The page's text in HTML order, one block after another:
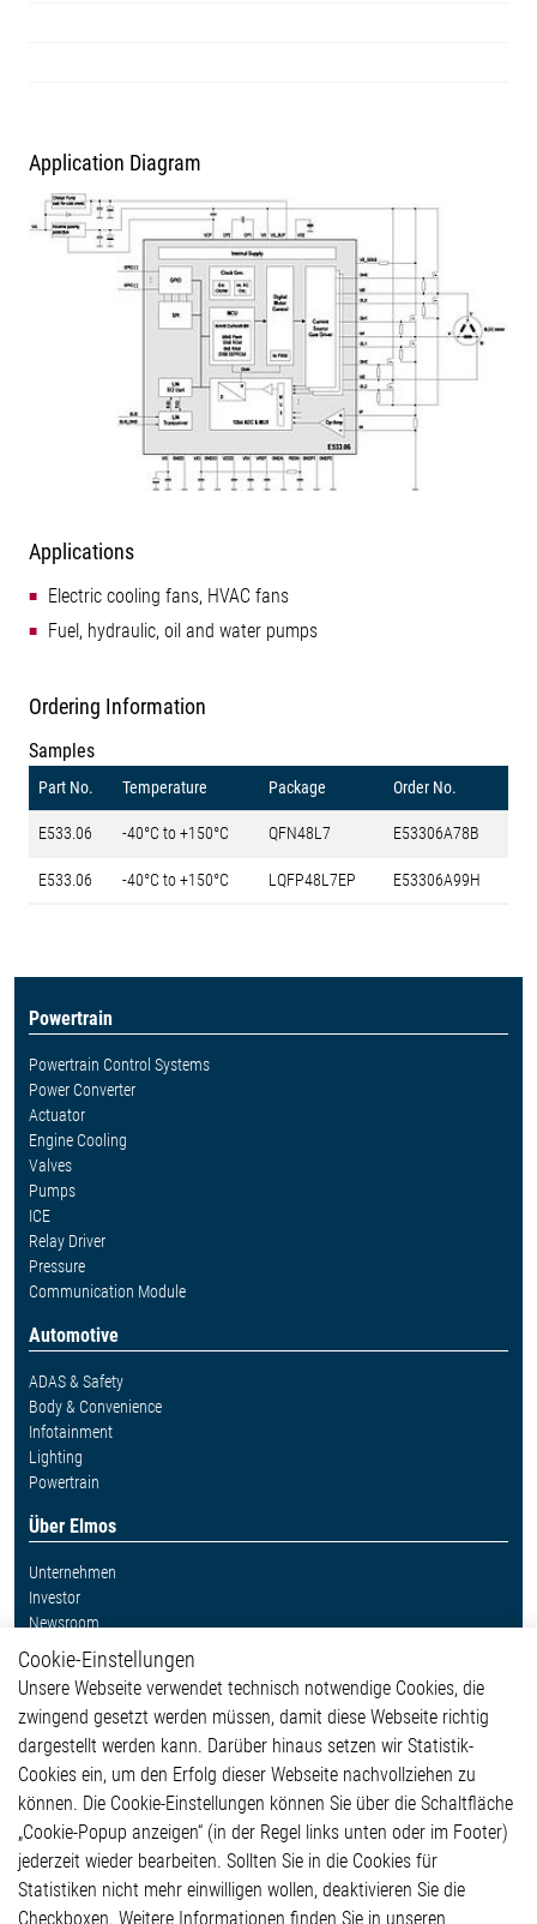
Application Diagram
Applications
Electric cooling fans, HVAC fans
Fuel, hydraulic, oil and water pumps
Ordering Information
Samples
Part No. Temperature Package Order No.
E533.06 -40°C to +150°C QFN48L7 E53306A78B
E533.06 -40°C to +150°C LQFP48L7EP E53306A99H
Powertrain
Powertrain Control Systems
Power Converter
Actuator
Engine Cooling
Valves
Pumps
ICE
Relay Driver
Pressure
Communication Module
Automotive
ADAS & Safety
Body & Convenience
Infotainment
Lighting
Powertrain
Über Elmos
Unternehmen
Investor
Newsroom
Weitere Links
Glossar
Kontakt
Hinweisgeberschutzsystem
Impressum
Datenschutzerklärung
Cookie-Popup anzeigen
Cookie-Einstellungen
Unsere Webseite verwendet technisch notwendige Cookies, die
zwingend gesetzt werden müssen, damit diese Webseite richtig
dargestellt werden kann. Darüber hinaus setzen wir Statistik-
Cookies ein, um den Erfolg dieser Webseite nachvollziehen zu
können. Die Cookie-Einstellungen können Sie über die Schaltfläche
„Cookie-Popup anzeigen“ (in der Regel links unten oder im Footer)
jederzeit wieder bearbeiten. Sollten Sie in die Cookies für
Statistiken nicht mehr einwilligen wollen, deaktivieren Sie die
Checkboxen. Weitere Informationen finden Sie in unseren